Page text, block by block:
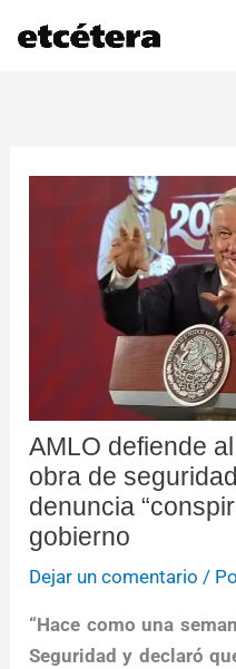
AMLO defiende
obra de
denuncia
gobierno
Dejar un comentario /
“Hace como una
Seguridad y declaró